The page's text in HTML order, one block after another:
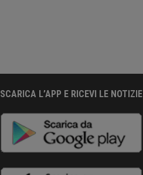
SCARICA L’APP E RICEVI LE NOTIZIE